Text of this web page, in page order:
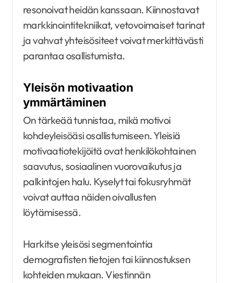
resonoivat heidän kanssaan. Kiinnostavat
markkinointitekniikat, vetovoimaiset tarinat
ja vahvat yhteisösiteet voivat merkittävästi
parantaa osallistumista.
Yleisön motivaation
ymmärtäminen
On tärkeää tunnistaa, mikä motivoi
kohdeyleisöäsi osallistumiseen. Yleisiä
motivaatiotekijöitä ovat henkilökohtainen
saavutus, sosiaalinen vuorovaikutus ja
palkintojen halu. Kyselyt tai fokusryhmät
voivat auttaa näiden oivallusten
löytämisessä.
Harkitse yleisösi segmentointia
demografisten tietojen tai kiinnostuksen
kohteiden mukaan. Viestinnän